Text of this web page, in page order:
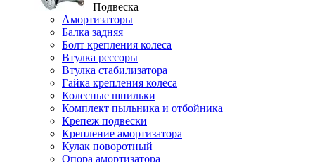
Подвеска
Амортизаторы
Балка задняя
Болт крепления колеса
Втулка рессоры
Втулка стабилизатора
Гайка крепления колеса
Колесные шпильки
Комплект пыльника и отбойника
Крепеж подвески
Крепление амортизатора
Кулак поворотный
Опора амортизатора